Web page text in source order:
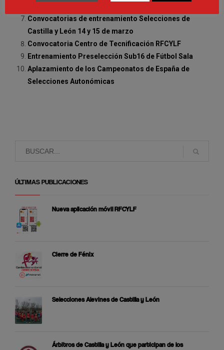
Convocatorias de entrenamiento Selecciones de
Castilla y León 14 y 15 de marzo
Convocatoria Centro de Tecnificación RFCYLF
Entrenamiento Preselección Sub16 de Fútbol Sala
Aplazamiento de los Campeonatos de España de
Selecciones Autonómicas
ÚLTIMAS PUBLICACIONES
Nueva aplicación móvil RFCYLF
Cierre de Fénix
Selecciones Alevines de Castilla y León
Árbitros de Castilla y León que participan de los